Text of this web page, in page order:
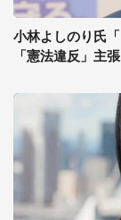
小林よしのり氏
「憲法違反」主張